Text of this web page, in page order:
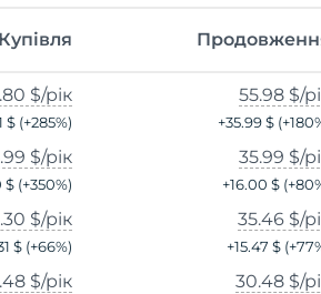
Купівля
$/рік
$ (+285%)
55.98 $/
+35.99 $(+180
$/рік
$ (+350%)
35.99 $/
+16.00 $(+80
$/рік
$ (+66%)
35.46 $/
+15.47 $(+77
$/рік 30.48 $/